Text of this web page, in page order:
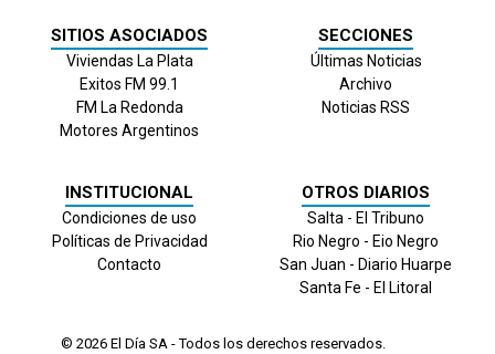
SITIOS ASOCIADOS
Viviendas La Plata
Exitos FM 99.1
FM La Redonda
Motores Argentinos
SECCIONES
Últimas Noticias
Archivo
Noticias RSS
INSTITUCIONAL
Condiciones de uso
Políticas de Privacidad
Contacto
OTROS DIARIOS
Salta - El Tribuno
Rio Negro - Eio Negro
San Juan - Diario Huarpe
Santa Fe - El Litoral
© 2026 El Día SA - Todos los derechos reservados.